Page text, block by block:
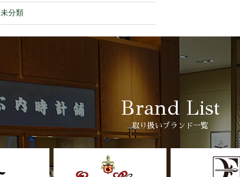
未分類
Brand List
取り扱いブランド一覧